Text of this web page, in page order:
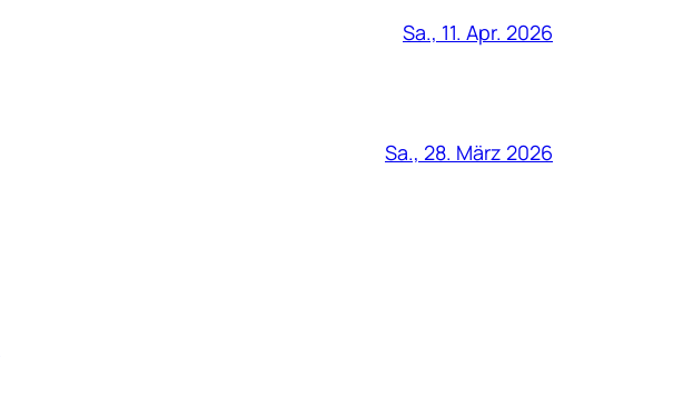
Sa., 11. Apr. 2026
Sa., 28. März 2026